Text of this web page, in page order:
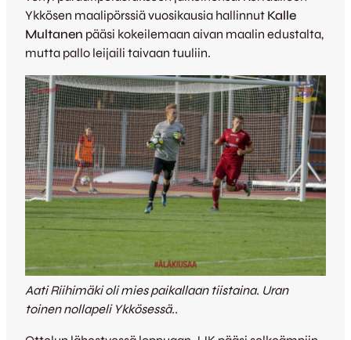
Ykkösen maalipörssiä vuosikausia hallinnut Kalle
Multanen pääsi kokeilemaan aivan maalin edustalta,
mutta pallo leijaili taivaan tuuliin.
Aati Riihimäki oli mies paikallaan tiistaina. Uran
toinen nollapeli Ykkösessä..